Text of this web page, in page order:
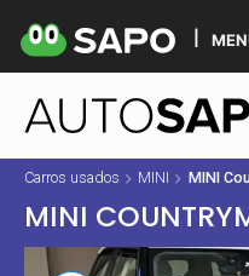
Carros usados MINI MINI
MINI